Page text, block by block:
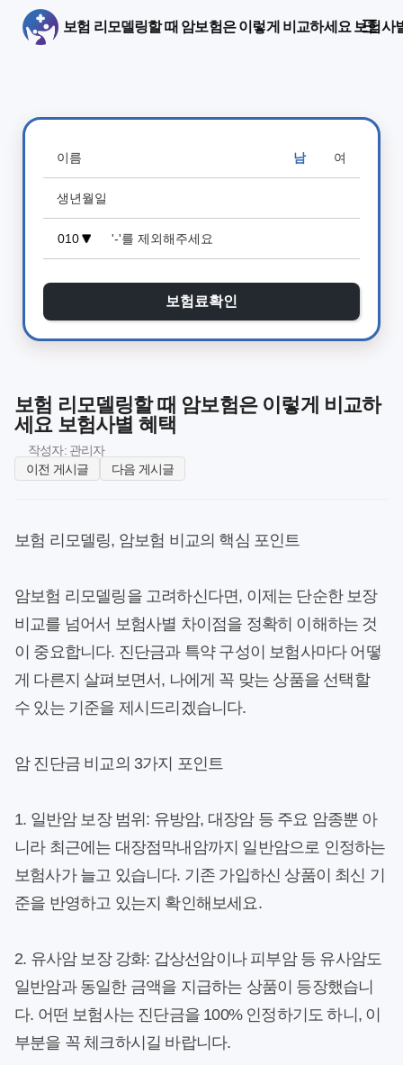
보험 리모델링할 때 암보험은 이렇게 비교하세요 보험사
남 여
보험료확인
보험 리모델링할 때 암보험은 이렇게 비교하
세요 보험사별 혜택
작성자: 관리자
이전 게시글
다음 게시글
보험 리모델링, 암보험 비교의 핵심 포인트
암보험 리모델링을 고려하신다면, 이제는 단순한 보장
비교를 넘어서 보험사별 차이점을 정확히 이해하는 것
이 중요합니다. 진단금과 특약 구성이 보험사마다 어떻
게 다른지 살펴보면서, 나에게 꼭 맞는 상품을 선택할
수 있는 기준을 제시드리겠습니다.
암 진단금 비교의 3가지 포인트
1. 일반암 보장 범위: 유방암, 대장암 등 주요 암종뿐 아
니라 최근에는 대장점막내암까지 일반암으로 인정하는
보험사가 늘고 있습니다. 기존 가입하신 상품이 최신 기
준을 반영하고 있는지 확인해보세요.
2. 유사암 보장 강화: 갑상선암이나 피부암 등 유사암도
일반암과 동일한 금액을 지급하는 상품이 등장했습니
다. 어떤 보험사는 진단금을 100% 인정하기도 하니, 이
부분을 꼭 체크하시길 바랍니다.